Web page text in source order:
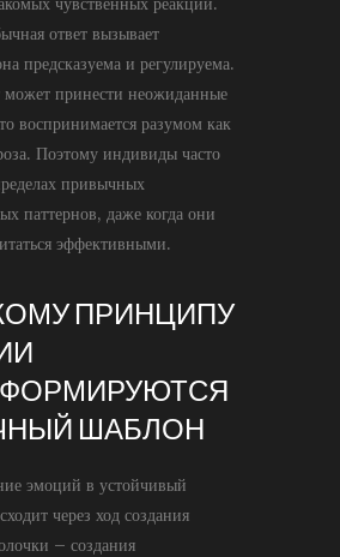
ответ вызывает
предсказуема и регулируема.
может принести неожиданные
воспринимается разумом как
Поэтому индивиды часто
привычных
паттернов, даже когда они
эффективными.
ПРИНЦИПУ
ШАБЛОН
эмоций в устойчивый
через ход создания
– создания